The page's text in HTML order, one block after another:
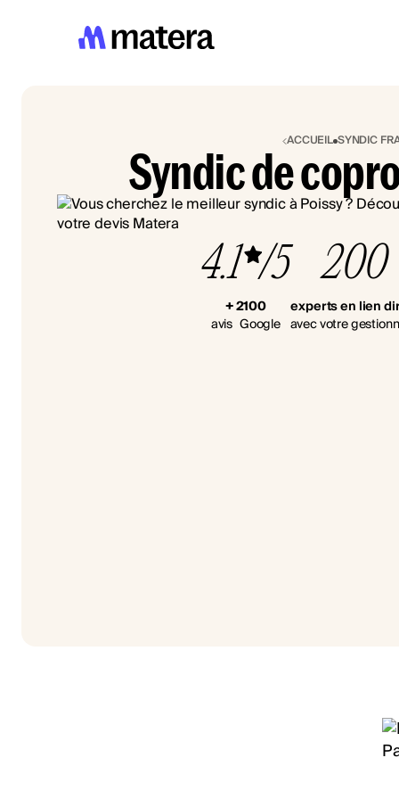
ACCUEIL SYNDIC
Syndic de
4.1 /5
+ 2100
avis Google
200
experts en lien
avec votre